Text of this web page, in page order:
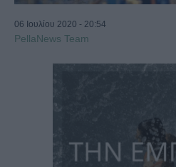
06 Ιουλίου 2020 - 20:54
PellaNews Team